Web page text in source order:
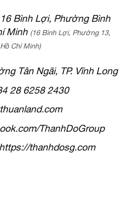
Bình Lợi, Phường Bình
Minh (16 Bình Lợi, Phường 13,
Chí Minh)
Tân Ngãi, TP. Vĩnh Long
28 6258 2430
ThanhDoGroup
thanhdosg.com